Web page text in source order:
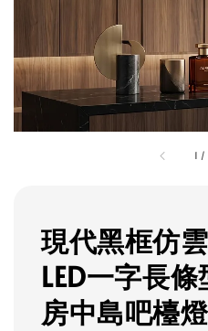
1 /
現代黑框仿
LED一字長
房中島吧檯燈